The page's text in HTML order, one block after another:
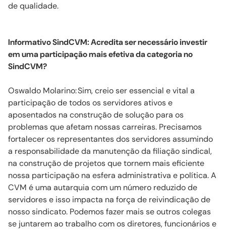
de qualidade.
InformativoSindCVM: Acredita ser necessário investir
em uma participação mais efetiva da categoria no
SindCVM?
Oswaldo Molarino:Sim, creio ser essencial e vital a
participação de todos os servidores ativos e
aposentados na construção de solução para os
problemas que afetam nossas carreiras. Precisamos
fortalecer os representantes dos servidores assumindo
a responsabilidade da manutenção da filiação sindical,
na construção de projetos que tornem mais eficiente
nossa participação na esfera administrativa e política. A
CVM é uma autarquia com um número reduzido de
servidores e isso impacta na força de reivindicação de
nosso sindicato. Podemos fazer mais se outros colegas
se juntarem ao trabalho com os diretores, funcionários e